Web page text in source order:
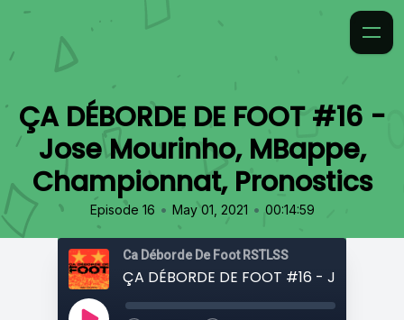
ÇA DÉBORDE DE FOOT #16 -
Jose Mourinho, MBappe,
Championnat, Pronostics
Episode 16 • May 01, 2021 • 00:14:59
Ca Déborde De Foot RSTLSS